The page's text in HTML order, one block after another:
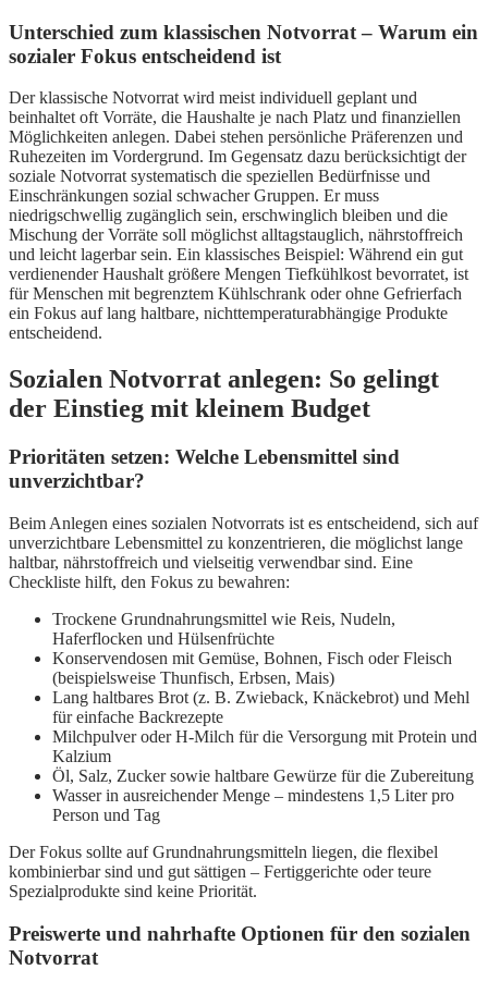
Unterschied zum klassischen Notvorrat – Warum ein
sozialer Fokus entscheidend ist
Der klassische Notvorrat wird meist individuell geplant und
beinhaltet oft Vorräte, die Haushalte je nach Platz und finanziellen
Möglichkeiten anlegen. Dabei stehen persönliche Präferenzen und
Ruhezeiten im Vordergrund. Im Gegensatz dazu berücksichtigt der
soziale Notvorrat systematisch die speziellen Bedürfnisse und
Einschränkungen sozial schwacher Gruppen. Er muss
niedrigschwellig zugänglich sein, erschwinglich bleiben und die
Mischung der Vorräte soll möglichst alltagstauglich, nährstoffreich
und leicht lagerbar sein. Ein klassisches Beispiel: Während ein gut
verdienender Haushalt größere Mengen Tiefkühlkost bevorratet, ist
für Menschen mit begrenztem Kühlschrank oder ohne Gefrierfach
ein Fokus auf lang haltbare, nichttemperaturabhängige Produkte
entscheidend.
Sozialen Notvorrat anlegen: So gelingt
der Einstieg mit kleinem Budget
Prioritäten setzen: Welche Lebensmittel sind
unverzichtbar?
Beim Anlegen eines sozialen Notvorrats ist es entscheidend, sich auf
unverzichtbare Lebensmittel zu konzentrieren, die möglichst lange
haltbar, nährstoffreich und vielseitig verwendbar sind. Eine
Checkliste hilft, den Fokus zu bewahren:
Trockene Grundnahrungsmittel wie Reis, Nudeln,
Haferflocken und Hülsenfrüchte
Konservendosen mit Gemüse, Bohnen, Fisch oder Fleisch
(beispielsweise Thunfisch, Erbsen, Mais)
Lang haltbares Brot (z. B. Zwieback, Knäckebrot) und Mehl
für einfache Backrezepte
Milchpulver oder H-Milch für die Versorgung mit Protein und
Kalzium
Öl, Salz, Zucker sowie haltbare Gewürze für die Zubereitung
Wasser in ausreichender Menge – mindestens 1,5 Liter pro
Person und Tag
Der Fokus sollte auf Grundnahrungsmitteln liegen, die flexibel
kombinierbar sind und gut sättigen – Fertiggerichte oder teure
Spezialprodukte sind keine Priorität.
Preiswerte und nahrhafte Optionen für den sozialen
Notvorrat